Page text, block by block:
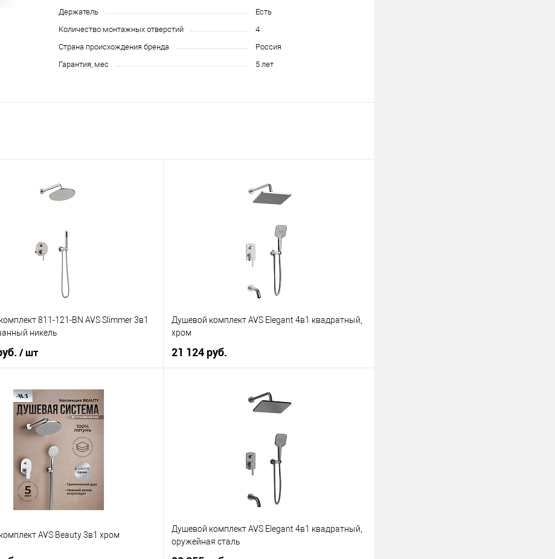
Держатель
Есть
Количество монтажных отверстий
4
Страна происхождения бренда
Россия
Гарантия, мес
5 лет
811-121-BN AVS Slimmer 3в1
никель
/ шт
В корзину
в 1 клик
К сравнению
В наличии
Душевой комплект AVS Elegant 4в1 квадратный,
хром
21 124 руб.
AVS Beauty 3в1 хром
Душевой комплект AVS Elegant 4в1 квадратный,
оружейная сталь